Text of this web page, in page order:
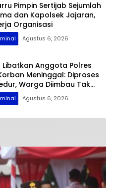
Pimpin Sertijab Sejumlah
dan Kapolsek Jajaran,
Organisasi
Agustus 6, 2026
Libatkan Anggota Polres
Meninggal: Diproses
Warga Diimbau Tak
Agustus 6, 2026